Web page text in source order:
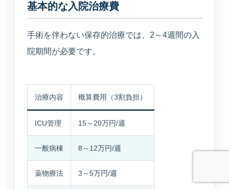
基本的な入院治療費
手術を伴わない保存的治療では、2～4週間の入
院期間が必要です。
治療内容 概算費用（3割負担）
ICU管理 15～20万円/週
一般病棟 8～12万円/週
薬物療法 3～5万円/週
予約ページはどこ？